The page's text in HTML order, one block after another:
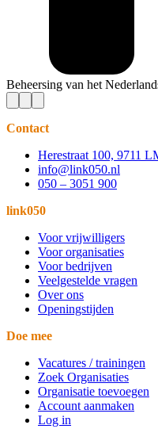
Beheersing van het
Contact
Herestraat 100, 9711
info@link050.nl
050 – 3051 900
link050
Voor vrijwilligers
Voor organisaties
Voor bedrijven
Veelgestelde vragen
Over ons
Openingstijden
Doe mee
Vacatures / trainingen
Zoek Organisaties
Organisatie toevoegen
Account aanmaken
Log in